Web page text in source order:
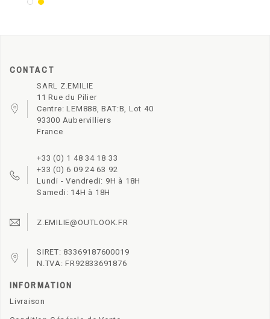
Blanc
Or
CONTACT
SARL Z.EMILIE
11 Rue du Pilier
Centre: LEM888, BAT:B, Lot 40
93300 Aubervilliers
France
+33 (0) 1 48 34 18 33
+33 (0) 6 09 24 63 92
Lundi - Vendredi: 9H à 18H
Samedi: 14H à 18H
Z.EMILIE@OUTLOOK.FR
SIRET: 83369187600019
N.TVA: FR92833691876
INFORMATION
Livraison